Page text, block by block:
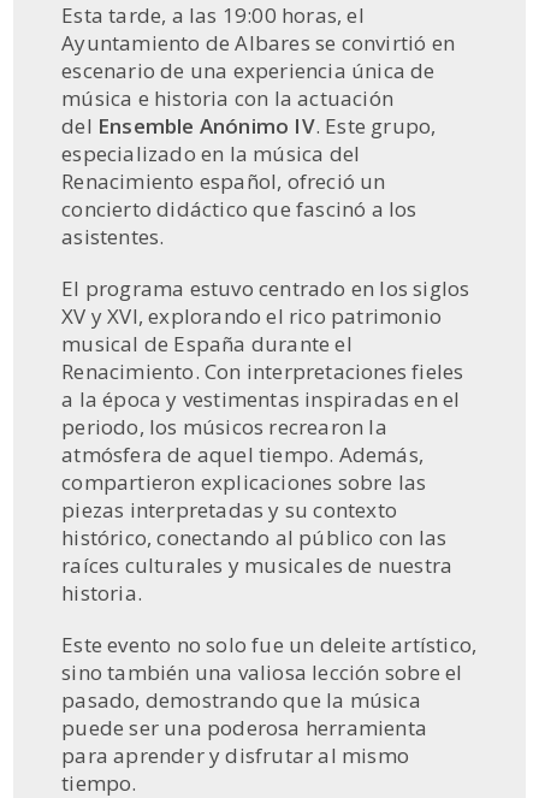
Esta tarde, a las 19:00 horas, el
Ayuntamiento de Albares se convirtió en
escenario de una experiencia única de
música e historia con la actuación
del Ensemble Anónimo IV. Este grupo,
especializado en la música del
Renacimiento español, ofreció un
concierto didáctico que fascinó a los
asistentes.
El programa estuvo centrado en los siglos
XV y XVI, explorando el rico patrimonio
musical de España durante el
Renacimiento. Con interpretaciones fieles
a la época y vestimentas inspiradas en el
periodo, los músicos recrearon la
atmósfera de aquel tiempo. Además,
compartieron explicaciones sobre las
piezas interpretadas y su contexto
histórico, conectando al público con las
raíces culturales y musicales de nuestra
historia.
Este evento no solo fue un deleite artístico,
sino también una valiosa lección sobre el
pasado, demostrando que la música
puede ser una poderosa herramienta
para aprender y disfrutar al mismo
tiempo.